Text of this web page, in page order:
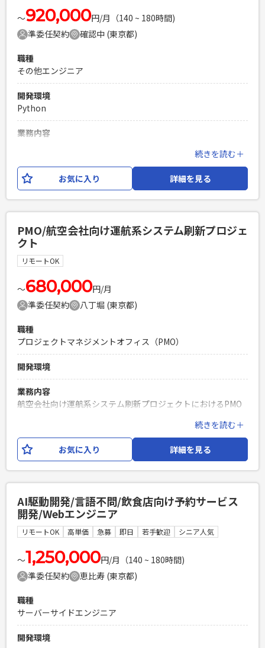
PHPを用いたWebサービスの開発経験4年以上
Laravelを用いた開発経験1年以上
エンジニア複数人のチームでの開発経験
〜920,000円/月（140 ~ 180時間)
準委任契約
確認中 (東京都)
職種
その他エンジニア
開発環境
Python
業務内容
アを募集。 クラウド技術を活用したシステム開発やプロジェ
クト推進経験をお持ちの方を歓迎します。 【募集職種】 • AI
エンジニア（Pythonによる開発） 【業務内容】 ・Pythonを
築・運用 ・プロジェクト推進および関係者との調整 ・顧客と
の技術的な打ち合わせ・要件整理
必須スキル
・ソフトウェア開発経験8年以上 ・Pythonによる開発経験 ・
クラウドに関する知識・経験（AWS、Azure、GCP等） ・プ
ロジェクトマネジメント経験 ・ビジネスレベルの英語による
PHPを用いたWebサービスの開発経験4年以上
エンジニア複数人のチームでの開発経験
続きを読む＋
お気に入り 詳細を見る
PMO/航空会社向け運航系システム刷新プロジェ
クト
リモートOK
〜680,000円/月
準委任契約
八丁堀 (東京都)
職種
プロジェクトマネジメントオフィス（PMO）
開発環境
業務内容
航空会社向け運航系システム刷新プロジェクトにおけるPMO
ストチーム・移行チーム・運用チームそれぞれにPMOが配置
されており、 今回の募集は開発チーム付きのPMOポジション
となります。 2026年7月時点ではテストフェーズへ移行予定
決に向けた提案・推進まで能動的に対応いただく役割を期待
しております。
必須スキル
・PMOとしての実務経験 ・課題解決型／提案型での業務推進
経験 ・プロジェクトマネジメントに関する知見 ・自発的に情
報収集／整理／提案ができる方 ・何かしらの開発経験及び知
PHPを用いたWebサービスの開発経験4年以上
エンジニア複数人のチームでの開発経験
続きを読む＋
お気に入り 詳細を見る
AI駆動開発/言語不問/飲食店向け予約サービス
開発/Webエンジニア
リモートOK 高単価 急募 即日 若手歓迎 シニア人気
〜1,250,000円/月（140 ~ 180時間)
準委任契約
恵比寿 (東京都)
職種
サーバーサイドエンジニア
開発環境